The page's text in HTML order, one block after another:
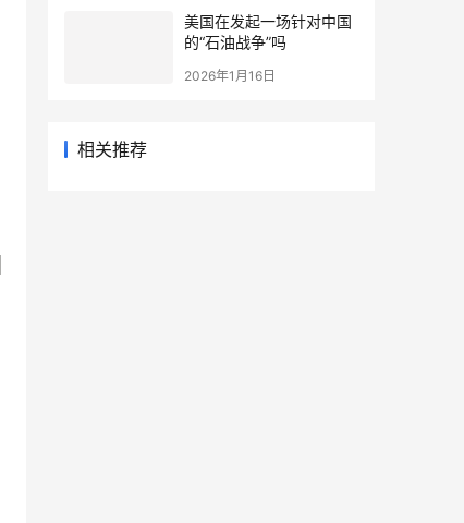
美国在发起一场针对中国
的“石油战争”吗
2026年1月16日
相关推荐